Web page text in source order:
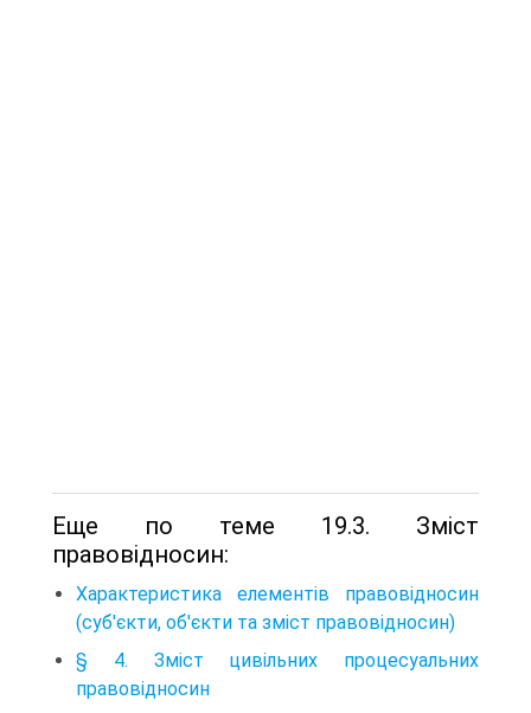
Еще по теме 19.3. Зміст
правовідносин:
Характеристика елементів правовідносин
(суб'єкти, об'єкти та зміст правовідносин)
§ 4. Зміст цивільних процесуальних
правовідносин